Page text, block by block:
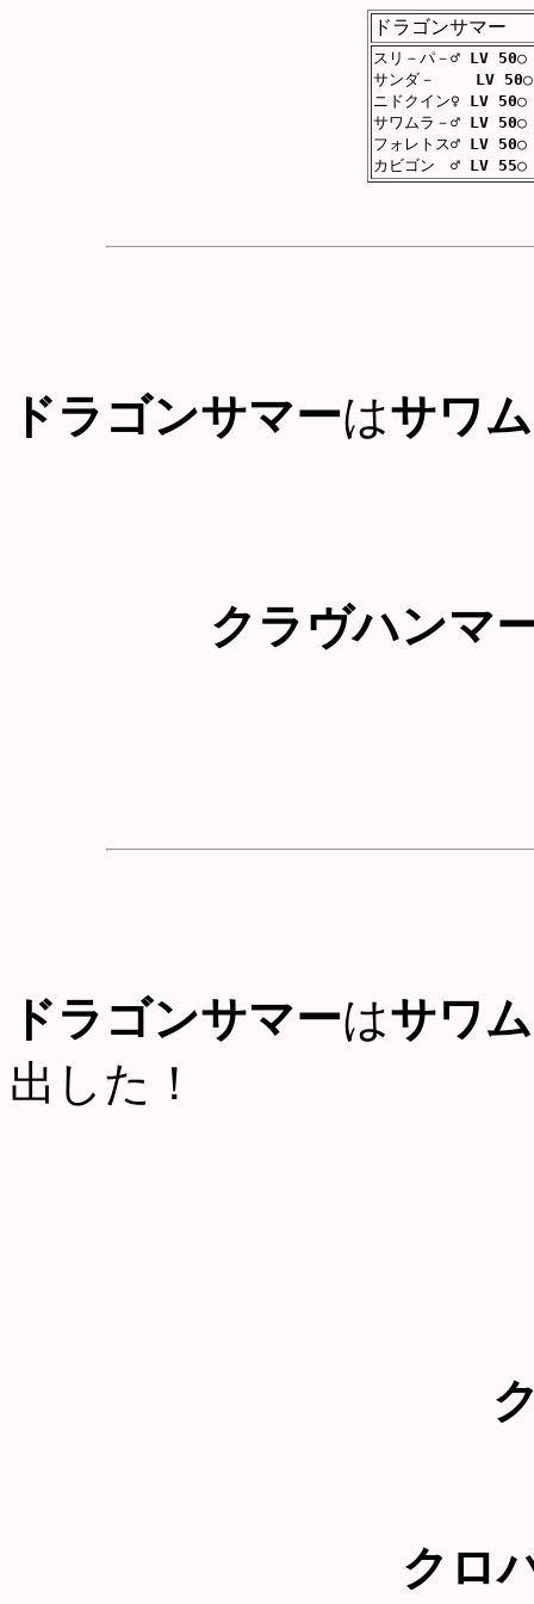
ドラゴンサマー
スリ－パ－♂LV 50○
サンダ－
LV 50○
ニドクイン♀ LV 50○
サワムラ－♂LV 50○
フォレトス♂LV 50○
カビゴン ♂LV 55○
ドラゴンサマーはサワ
クラヴハンマ
ドラゴンサマーはサワ
出した！
クロ